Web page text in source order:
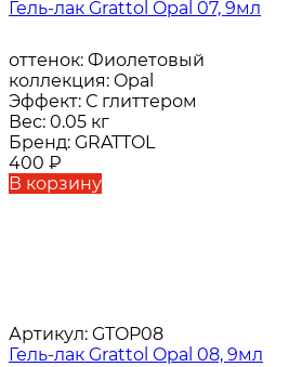
Гель-лак Grattol Opal 07, 9мл
оттенок: Фиолетовый
коллекция: Opal
Эффект: С глиттером
Вес: 0.05 кг
Бренд: GRATTOL
400 ₽
В корзину
Артикул: GTOP08
Гель-лак Grattol Opal 08, 9мл